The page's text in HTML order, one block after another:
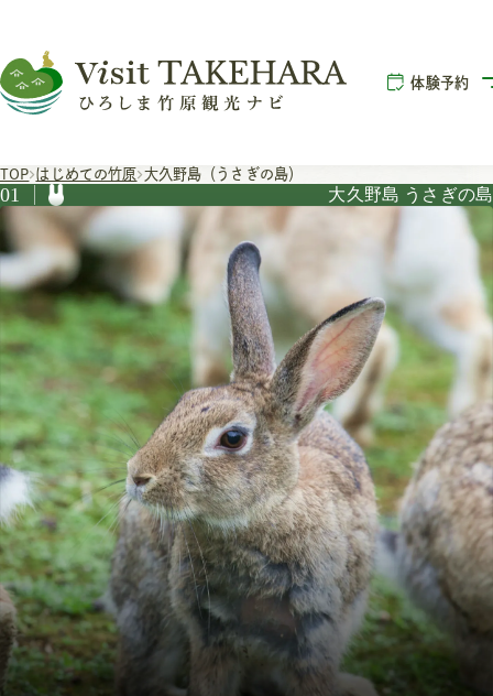
体験予約
TOP はじめての竹原 大久野島（うさぎの島）
01 大久野島 うさぎの島